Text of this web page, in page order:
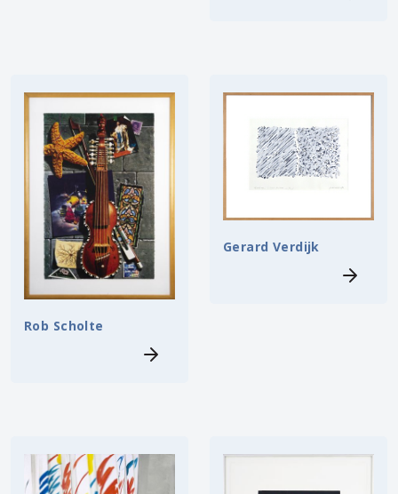
Rob Scholte
Gerard Verdijk